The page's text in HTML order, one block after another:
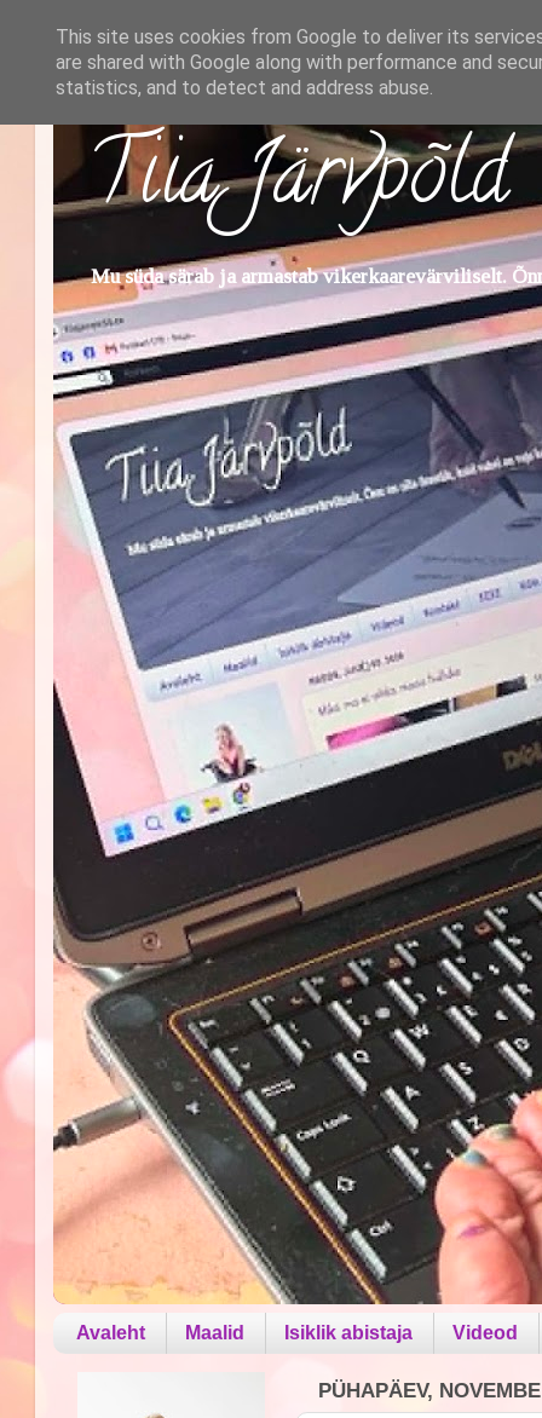
Tiia Järvpõld
Mu süda särab ja armastab vikerkaarevärviliselt.
Avaleht Maalid Isiklik abistaja Videod
PÜHAPÄEV,
This site uses cookies from Google to deliver its
are shared with Google along with performance and
statistics, and to detect and address abuse.